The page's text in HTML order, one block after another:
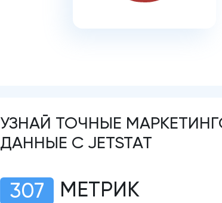
УЗНАЙ ТОЧНЫЕ
ДАННЫЕ С JETSTAT
307
МЕТРИК